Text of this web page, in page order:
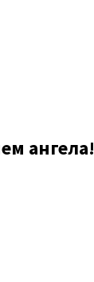
ангела!